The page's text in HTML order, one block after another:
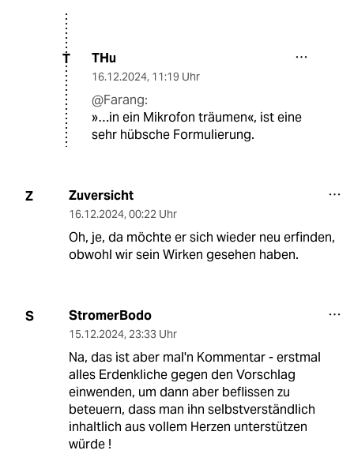
T THu
16.12.2024, 11:19 Uhr
@Farang:
»…in ein Mikrofon träumen«, ist eine
sehr hübsche Formulierung.
Z Zuversicht
16.12.2024, 00:22 Uhr
Oh, je, da möchte er sich wieder neu erfinden,
obwohl wir sein Wirken gesehen haben.
S StromerBodo
15.12.2024, 23:33 Uhr
Na, das ist aber mal'n Kommentar - erstmal
alles Erdenkliche gegen den Vorschlag
einwenden, um dann aber beflissen zu
beteuern, dass man ihn selbstverständlich
inhaltlich aus vollem Herzen unterstützen
würde !